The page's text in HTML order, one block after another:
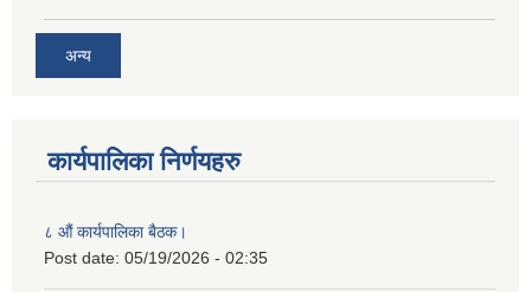
अन्य
कार्यपालिका निर्णयहरु
८ औं कार्यपालिका बैठक।
Post date: 05/19/2026 - 02:35